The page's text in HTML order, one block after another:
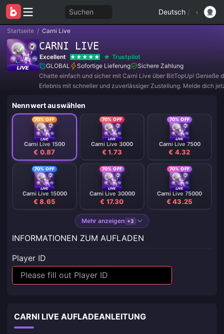
Suchen Deutsch /
Startseite / Carni Live
CARNI LIVE
Excellent
Trustpilot
GLOBAL
Sofortige Lieferung
Sichere Zahlung
Chatte einfach und sicher mit Carni Live über BitTopUp! Genieße
Erlebnis mit schneller und zuverlässiger Zustellung. Melde dich
Nennwert auswählen
70% OFF
Carni Live 1500
€ 0.87
70% OFF
Carni Live 3000
€ 1.73
70% OFF
Carni Live 7500
€ 4.32
70% OFF
Carni Live 15000
€ 8.65
70% OFF
Carni Live 30000
€ 17.30
70% OFF
Carni Live 75000
€ 43.25
Mehr anzeigen +3
INFORMATIONEN ZUM AUFLADEN
Player ID
CARNI LIVE AUFLADEANLEITUNG